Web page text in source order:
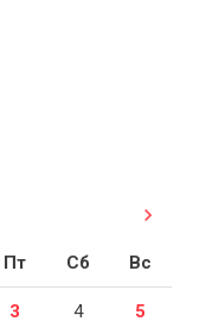
Пт Сб Вс
3 4
5